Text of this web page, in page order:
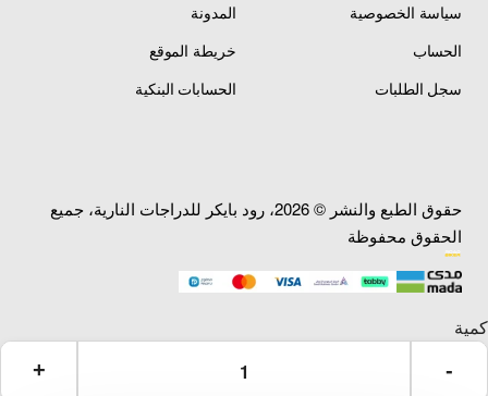
سياسة الخصوصية
الحساب
سجل الطلبات
المدونة
خريطة الموقع
الحسابات البنكية
حقوق الطبع والنشر © 2026، رود بايكر للدراجات النارية، جميع
الحقوق محفوظة